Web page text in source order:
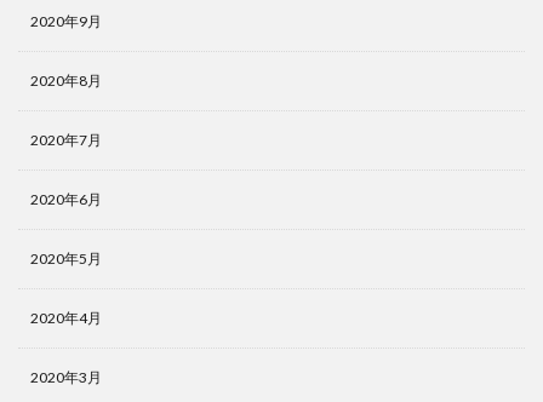
2020年9月
2020年8月
2020年7月
2020年6月
2020年5月
2020年4月
2020年3月